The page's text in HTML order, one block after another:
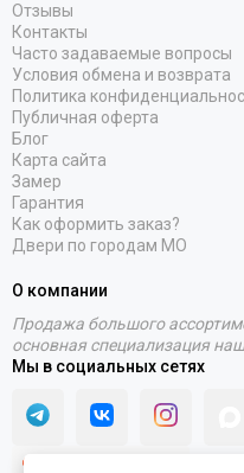
Отзывы
Контакты
Часто задаваемые вопросы
Условия обмена и возврата
Политика
Публичная оферта
Блог
Карта сайта
Замер
Гарантия
Как оформить заказ?
Двери по городам МО
О компании
Продажа большого
основная специализация
Мы в социальных сетях